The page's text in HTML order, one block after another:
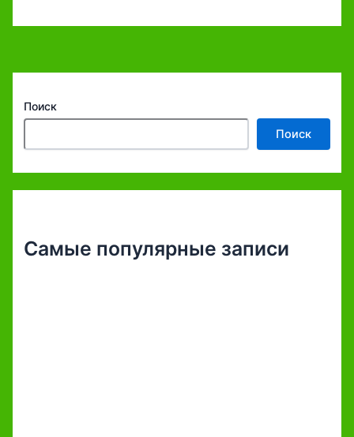
Поиск
Поиск
Самые популярные записи